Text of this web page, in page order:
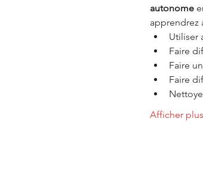
autonome
apprendrez
Utiliser
Faire
Faire
Faire
Afficher plus